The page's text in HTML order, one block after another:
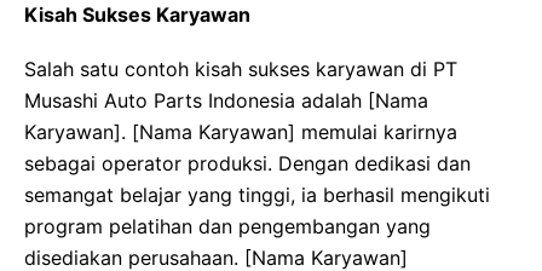
Kisah Sukses Karyawan
Salah satu contoh kisah sukses karyawan di PT
Musashi Auto Parts Indonesia adalah [Nama
Karyawan]. [Nama Karyawan] memulai karirnya
sebagai operator produksi. Dengan dedikasi dan
semangat belajar yang tinggi, ia berhasil mengikuti
program pelatihan dan pengembangan yang
disediakan perusahaan. [Nama Karyawan]